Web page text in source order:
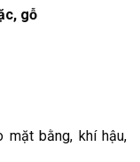
gỗ
bằng, khí hậu,